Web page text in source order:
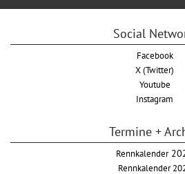
Social
Facebook
X (Twitter)
Youtube
Instagram
Termine +
Rennkalender
Rennkalender